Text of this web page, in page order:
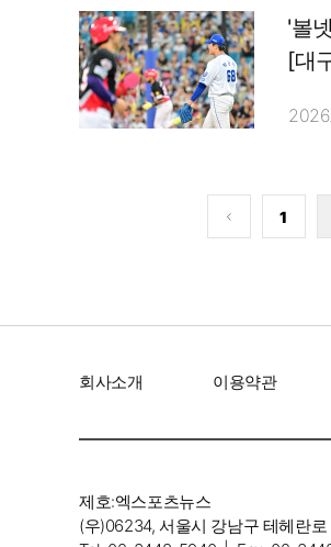
'볼
[대
1
회사소개 이용약관
제호:엑스포츠뉴스
(우)06234, 서울시 강남구 테헤란